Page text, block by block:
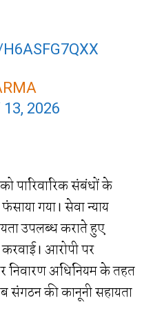
13, 2026
पारिवारिक संबंधों के
गया। सेवा न्याय
उपलब्ध कराते हुए
करवाई। आरोपी पर
निवारण अधिनियम के तहत
संगठन की कानूनी सहायता